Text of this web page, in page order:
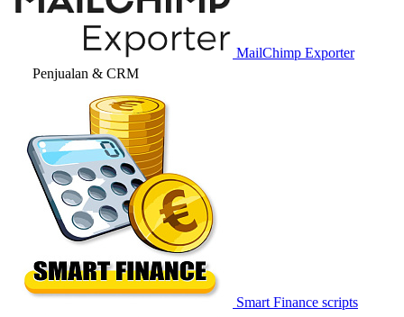
MailChimp Exporter
Penjualan & CRM
Smart Finance scripts